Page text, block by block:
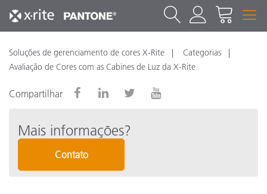
Soluções de gerenciamento de cores X-Rite
Categorias
Avaliação de Cores com as Cabines de Luz da X-Rite
Compartilhar
Mais informações?
Contato